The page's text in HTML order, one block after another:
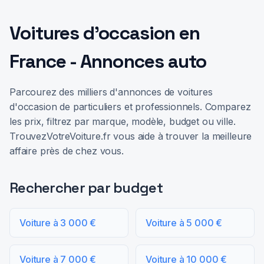
Voitures d'occasion en
France - Annonces auto
Parcourez des milliers d'annonces de voitures
d'occasion de particuliers et professionnels. Comparez
les prix, filtrez par marque, modèle, budget ou ville.
TrouvezVotreVoiture.fr vous aide à trouver la meilleure
affaire près de chez vous.
Rechercher par budget
Voiture à 3 000 € Voiture à 5 000 €
Voiture à 7 000 € Voiture à 10 000 €